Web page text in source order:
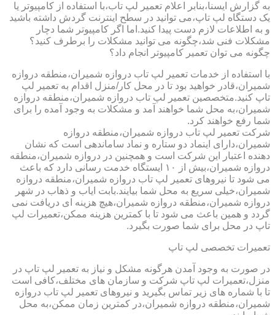
به گزارش ایسنا،بنابر اعلام تعمیر لپ تاب،با استفاده از کامپیوتر یا
یک دستگاه لپ تاپ،می توانید در سطح اینترنت گردش داشته باشید
و به اطلاعات لازم دست پیدا کنید.اما اگر کامپیوتر شما دچار
مشکلات فنی شد،چگونه می توانید مشکلات را برطرف کنید؟
چگونه می توان تعمیر کامپیوتر انجام داد؟
با استفاده از خدمات تعمیر لپ تاب دروازه شمیران،منطقه دروازه
شمیران،قادر خواهید بود تا در محل کار/منزل اقدام به تعمیر لپ
تاپ کنید.متخصصین تعمیر لپ تاب دروازه شمیران،منطقه دروازه
شمیران،به محل شما خواهند آمد و مشکلات به وجود آمده را برای
شما رفع خواهند کرد.
شرکت تعمیر لپ تاب دروازه شمیران،منطقه دروازه
شمیران،دارای اینماد دو ستاره و نماد ساماندهی است که نشان
دهنده اعتبار این شرکت است و همچنین در دروازه شمیران،منطقه
دروازه شمیران،بیش از ۱۰ ایستگاه خدمت رسانی دارد که باعث
می شود تا نیروهای تعمیر لپ تاب دروازه شمیران،منطقه دروازه
شمیران،خیلی سریع به محل شما بیایند.بابت ایاب و ذهاب در شهر
دروازه شمیران،منطقه دروازه شمیران،هیچ هزینه ای دریافت نمی
گردد و همین باعث می شود تا با کمترین هزینه ممکن،تعمیرات لپ
تاپ در محل برای شما صورت بگیرد.
تعمیرات تخصصی لپ تاپ
در صورت به وجود آمدن هرگونه مشکل و نیاز به تعمیر لپ تاپ در
منزل،تعمیرات لپ تاپ شرکت و سازمان های مختلف،کافی است
تا با شماره های زیر تماس بگیرید و نیروهای تعمیر لپ تاب دروازه
شمیران،منطقه دروازه شمیران،در کمترین زمان ممکن،به محل